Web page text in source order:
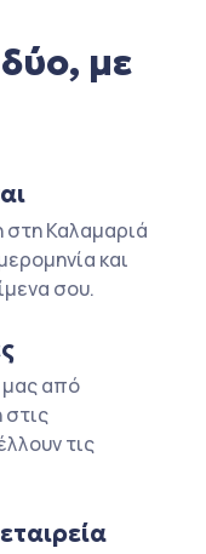
με
Καλαμαριά
και
σου.
μας από
στις
τις